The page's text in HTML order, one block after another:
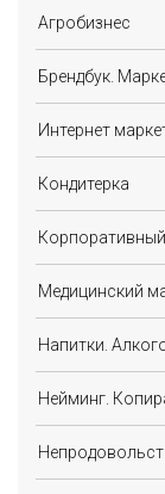
Агробизнес
Брендбук.
Интернет
Кондитерка
Медицинский
Напитки.
Нейминг.